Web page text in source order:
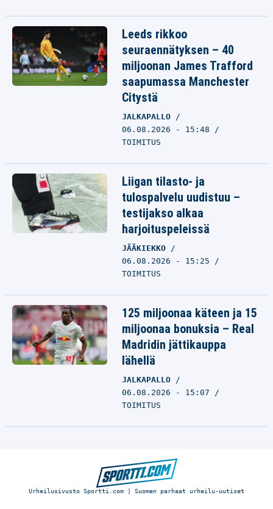
Leeds rikkoo
seuraennätyksen – 40
miljoonan James Trafford
saapumassa Manchester
Citystä
JALKAPALLO
06.08.2026 - 15:48
TOIMITUS
Liigan tilasto- ja
tulospalvelu uudistuu –
testijakso alkaa
harjoituspeleissä
JÄÄKIEKKO
06.08.2026 - 15:25
TOIMITUS
125 miljoonaa käteen ja 15
miljoonaa bonuksia – Real
Madridin jättikauppa
lähellä
JALKAPALLO
06.08.2026 - 15:07
TOIMITUS
Urheilusivusto Sportti.com | Suomen parhaat urheilu-uutiset